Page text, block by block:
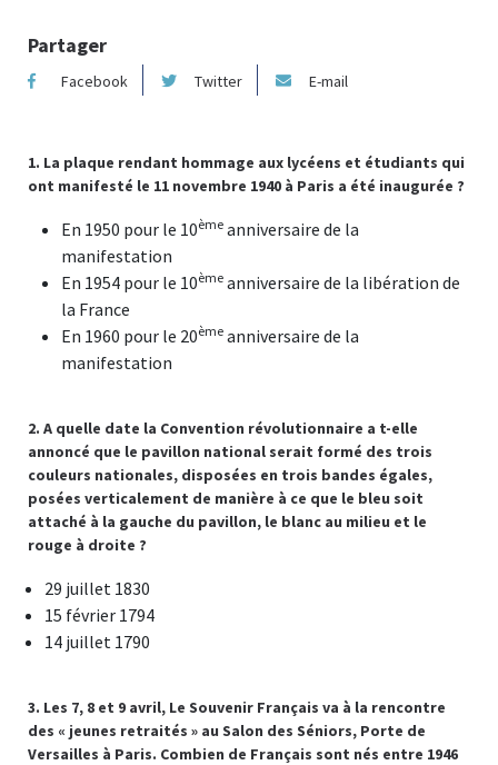
Partager
Facebook Twitter E-mail
1. La plaque rendant hommage aux lycéens et étudiants qui
ont manifesté le 11 novembre 1940 à Paris a été inaugurée ?
En 1950 pour le 10ème anniversaire de la
manifestation
En 1954 pour le 10ème anniversaire de la libération de
la France
En 1960 pour le 20ème anniversaire de la
manifestation
2. A quelle date la Convention révolutionnaire a t-elle
annoncé que le pavillon national serait formé des trois
couleurs nationales, disposées en trois bandes égales,
posées verticalement de manière à ce que le bleu soit
attaché à la gauche du pavillon, le blanc au milieu et le
rouge à droite ?
29 juillet 1830
15 février 1794
14 juillet 1790
3. Les 7, 8 et 9 avril, Le Souvenir Français va à la rencontre
des « jeunes retraités » au Salon des Séniors, Porte de
Versailles à Paris. Combien de Français sont nés entre 1946